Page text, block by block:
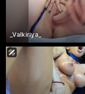
_Valkiriya_